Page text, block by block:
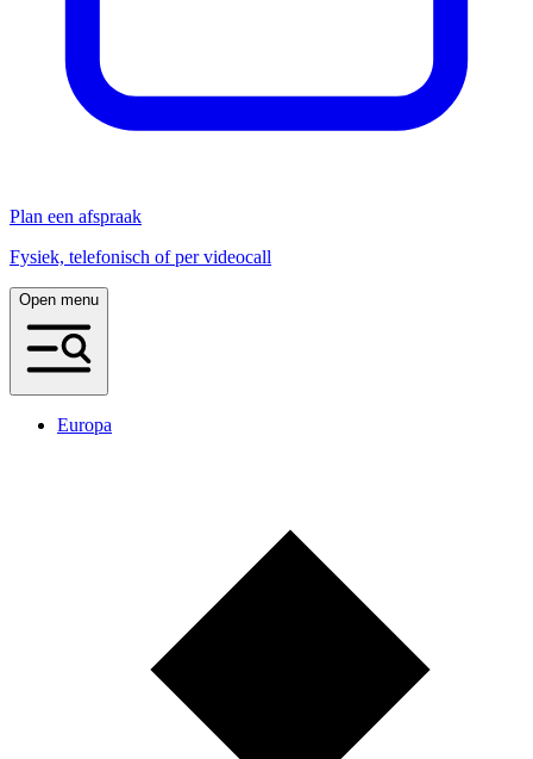
Plan een afspraak
Fysiek, telefonisch of per videocall
Open menu
Europa